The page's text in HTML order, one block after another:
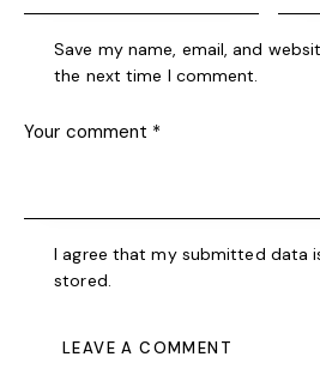
Save my name, email, and
the next time I comment.
I agree that my submitted data
stored.